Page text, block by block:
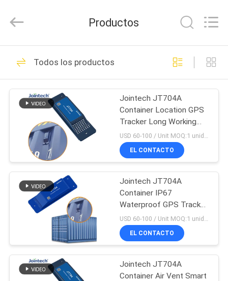
HOGAR
PRODUCTOS
SHOW
SOBRE
NOSOTROS
VIAJE
LA
FÁBRICA
Technology
Rights
GPS que sigue el
candado
190
Cerradura del
envase de GPS
113
87
Productos
Todos los productos
Jointech JT704A
Container Location GPS
Tracker Long Working
Time Disposable Lithium
Battery
USD 60-100 / Unit MOQ:1 unidad
EL CONTACTO
Jointech JT704A
Container IP67
Waterproof GPS Tracker
Long Standby Time
Transportation
Monitoring Device
EL CONTACTO
Jointech JT704A
Container Air Vent Smart